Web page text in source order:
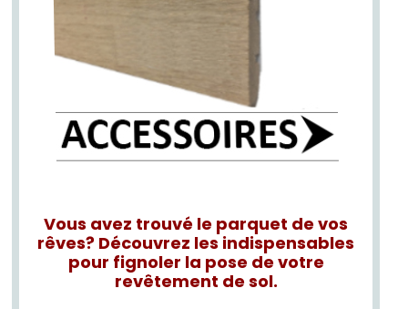
Vous avez trouvé le parquet de vos
rêves? Découvrez les indispensables
pour fignoler la pose de votre
revêtement de sol.